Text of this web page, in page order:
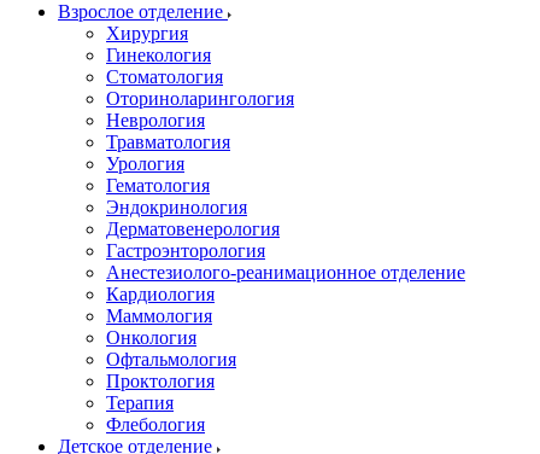
Взрослое отделение
Хирургия
Гинекология
Стоматология
Оториноларингология
Неврология
Травматология
Урология
Гематология
Эндокринология
Дерматовенерология
Гастроэнторология
Анестезиолого-реанимационное отделение
Кардиология
Маммология
Онкология
Офтальмология
Проктология
Терапия
Флебология
Детское отделение